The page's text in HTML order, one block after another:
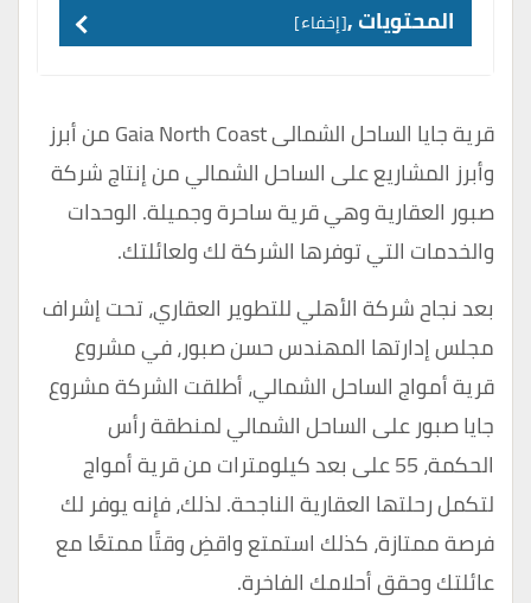
المحتويات , إخفاء
قرية جايا الساحل الشمالى Gaia North Coast من أبرز
وأبرز المشاريع على الساحل الشمالي من إنتاج شركة
صبور العقارية وهي قرية ساحرة وجميلة. الوحدات
والخدمات التي توفرها الشركة لك ولعائلتك.
بعد نجاح شركة الأهلي للتطوير العقاري، تحت إشراف
مجلس إدارتها المهندس حسن صبور، في مشروع
قرية أمواج الساحل الشمالي، أطلقت الشركة مشروع
جايا صبور على الساحل الشمالي لمنطقة رأس
الحكمة، 55 على بعد كيلومترات من قرية أمواج
لتكمل رحلتها العقارية الناجحة. لذلك، فإنه يوفر لك
فرصة ممتازة، كذلك استمتع واقضِ وقتًا ممتعًا مع
عائلتك وحقق أحلامك الفاخرة.